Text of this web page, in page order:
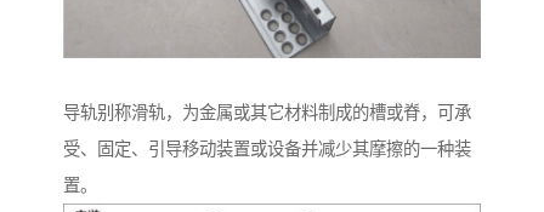
导轨别称滑轨，为金属或其它材料制成的槽或脊，可承
受、固定、引导移动装置或设备并减少其摩擦的一种装
置。